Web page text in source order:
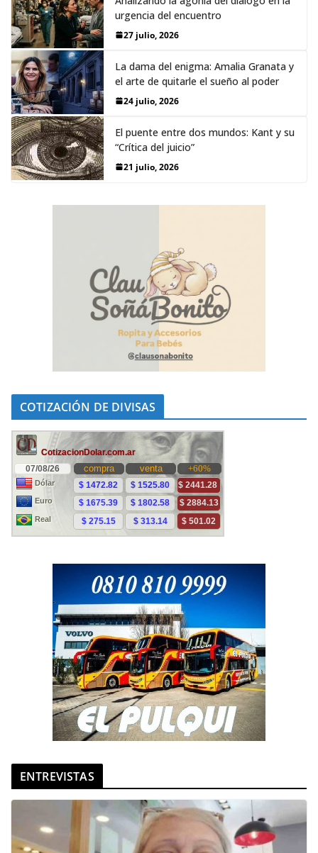
urgencia del encuentro
27 julio, 2026
La dama del enigma: Amalia Granata y
el arte de quitarle el sueño al poder
24 julio, 2026
El puente entre dos mundos: Kant y su
“Crítica del juicio”
21 julio, 2026
COTIZACIÓN DE DIVISAS
ENTREVISTAS